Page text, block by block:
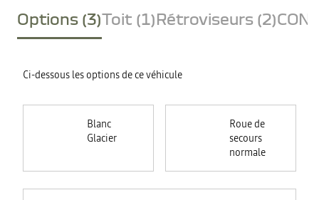
Options (3)Toit (1)Rétroviseurs (2)
Ci-dessous les options de ce véhicule
Blanc
Glacier
Roue de
secours
normale